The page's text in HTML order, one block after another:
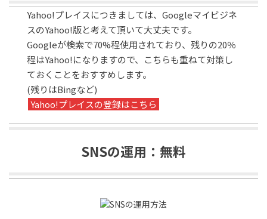
Yahoo!プレイスにつきましては、Googleマイビジネ
スのYahoo!版と考えて頂いて大丈夫です。
Googleが検索で70%程使用されており、残りの20％
程はYahoo!になりますので、こちらも重ねて対策し
ておくことをおすすめします。
(残りはBingなど)
Yahoo!プレイスの登録はこちら
SNSの運用：無料